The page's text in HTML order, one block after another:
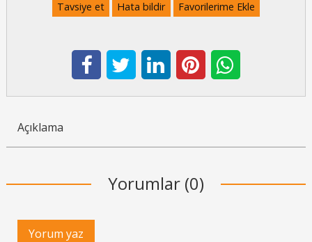
Tavsiye et Hata bildir Favorilerime Ekle
Açıklama
Yorumlar (0)
Yorum yaz